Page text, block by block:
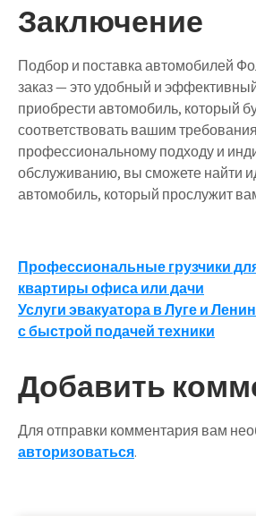
Заключение
Подбор и поставка автомобилей
заказ — это удобный и
приобрести автомобиль, который
соответствовать вашим
профессиональному подходу и
обслуживанию, вы сможете найти
автомобиль, который прослужит
Навигация
по
записям
Профессиональные грузчики
квартиры офиса или дачи
Услуги эвакуатора в Луге и
с быстрой подачей техники
Добавить
Для отправки комментария вам
авторизоваться.